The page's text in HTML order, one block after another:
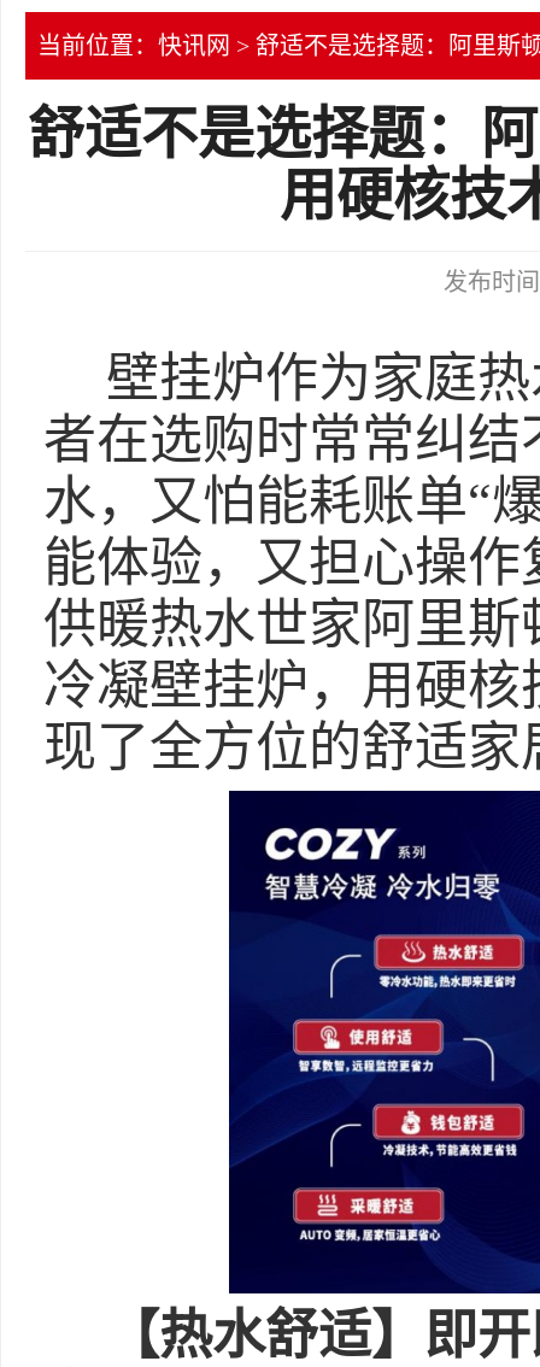
当前位置： 快讯网 > 舒适不是选择题：阿里斯
舒适不是选择题：
用硬核技
发布时
壁挂炉作为家庭
者在选购时常常纠
水，又怕能耗账单“
能体验，又担心操
供暖热水世家阿里
冷凝壁挂炉，用硬核
现了全方位的舒适
【热水舒适】 即